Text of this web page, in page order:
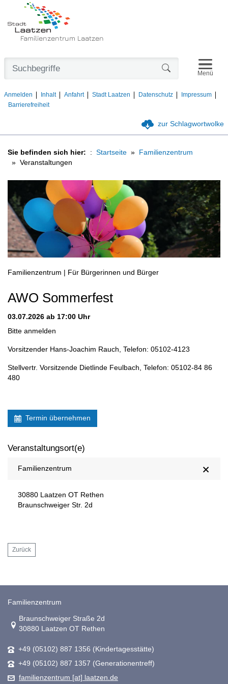
Familienzentrum Laatzen
Anmelden Inhalt Anfahrt Stadt Laatzen Datenschutz
Impressum
Barrierefreiheit
Menü
zur Schlagwortwolke
Sie befinden sich hier: Startseite
Familienzentrum
Veranstaltungen
Familienzentrum | Für Bürgerinnen und Bürger
AWO Sommerfest
03.07.2026 ab 17:00 Uhr
Bitte anmelden
Vorsitzender Hans-Joachim Rauch, Telefon: 05102-4123
Stellvertr. Vorsitzende Dietlinde Feulbach, Telefon: 05102-84 86
480
Termin übernehmen
Veranstaltungsort(e)
Familienzentrum
30880 Laatzen OT Rethen
Braunschweiger Str. 2d
Zurück
Familienzentrum
Link zur Google-Maps Navigation
Braunschweiger Straße 2d
30880 Laatzen OT Rethen
+49 (05102) 887 1356 (Kindertagesstätte)
+49 (05102) 887 1357 (Generationentreff)
familienzentrum [at] laatzen.de